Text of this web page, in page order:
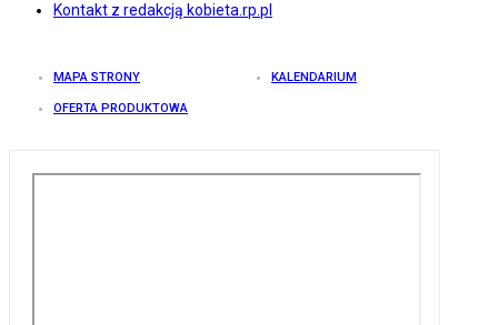
Kontakt z redakcją kobieta.rp.pl
MAPA STRONY KALENDARIUM
OFERTA PRODUKTOWA